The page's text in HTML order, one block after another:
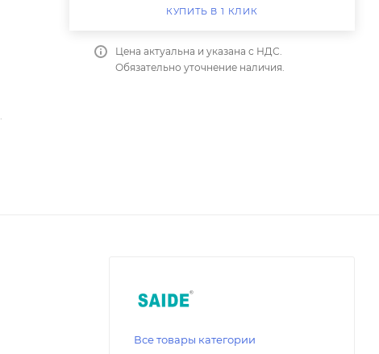
КУПИТЬ В 1 КЛИК
Цена актуальна и указана с НДС.
Обязательно уточнение наличия.
Все товары категории